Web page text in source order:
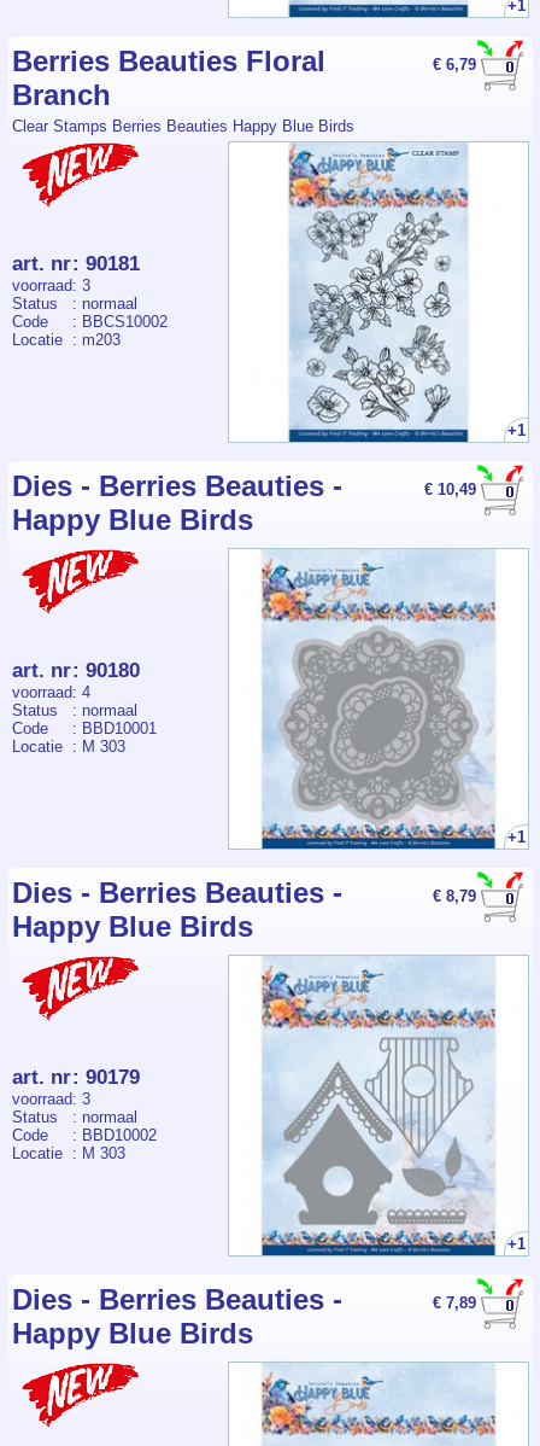
+1
€ 6,79
Berries Beauties Floral
Branch
Clear Stamps Berries Beauties Happy Blue Birds
+1
art. nr: 90181
voorraad: 3
Status
: normaal
Code
: BBCS10002
Locatie : m203
€ 10,49
Dies - Berries Beauties -
Happy Blue Birds
+1
art. nr: 90180
voorraad: 4
Status
: normaal
Code
: BBD10001
Locatie : M 303
€ 8,79
Dies - Berries Beauties -
Happy Blue Birds
+1
art. nr: 90179
voorraad: 3
Status
: normaal
Code
: BBD10002
Locatie : M 303
€ 7,89
Dies - Berries Beauties -
Happy Blue Birds